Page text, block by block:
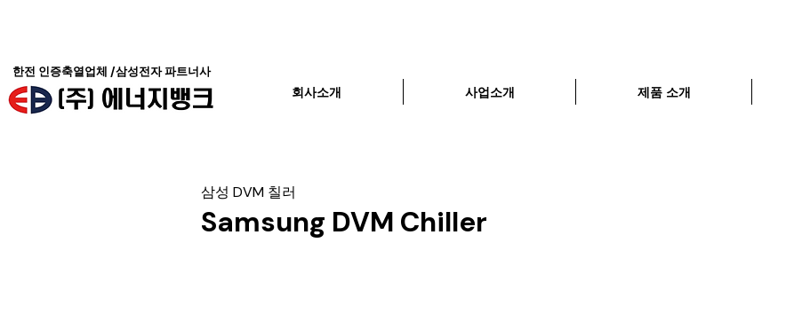
한전 인증축열업체 /삼성전자 파트너사
회사소개 사업소개 제품 소개
삼성 DVM 칠러
Samsung DVM Chiller